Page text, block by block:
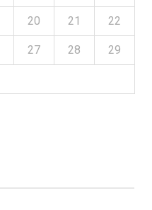
20 21 22
27 28 29